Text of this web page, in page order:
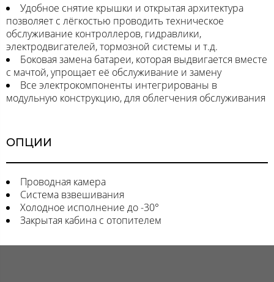
Удобное снятие крышки и открытая архитектура
позволяет с лёгкостью проводить техническое
обслуживание контроллеров, гидравлики,
электродвигателей, тормозной системы и т.д.
Боковая замена батареи, которая выдвигается вместе
с мачтой, упрощает её обслуживание и замену
Все электрокомпоненты интегрированы в
модульную конструкцию, для облегчения обслуживания
ОПЦИИ
Проводная камера
Система взвешивания
Холодное исполнение до -30°
Закрытая кабина с отопителем